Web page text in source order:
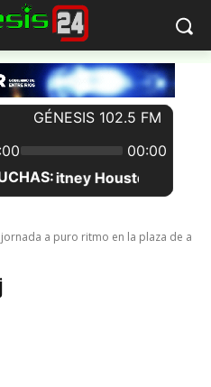
jornada a puro ritmo en la plaza de a